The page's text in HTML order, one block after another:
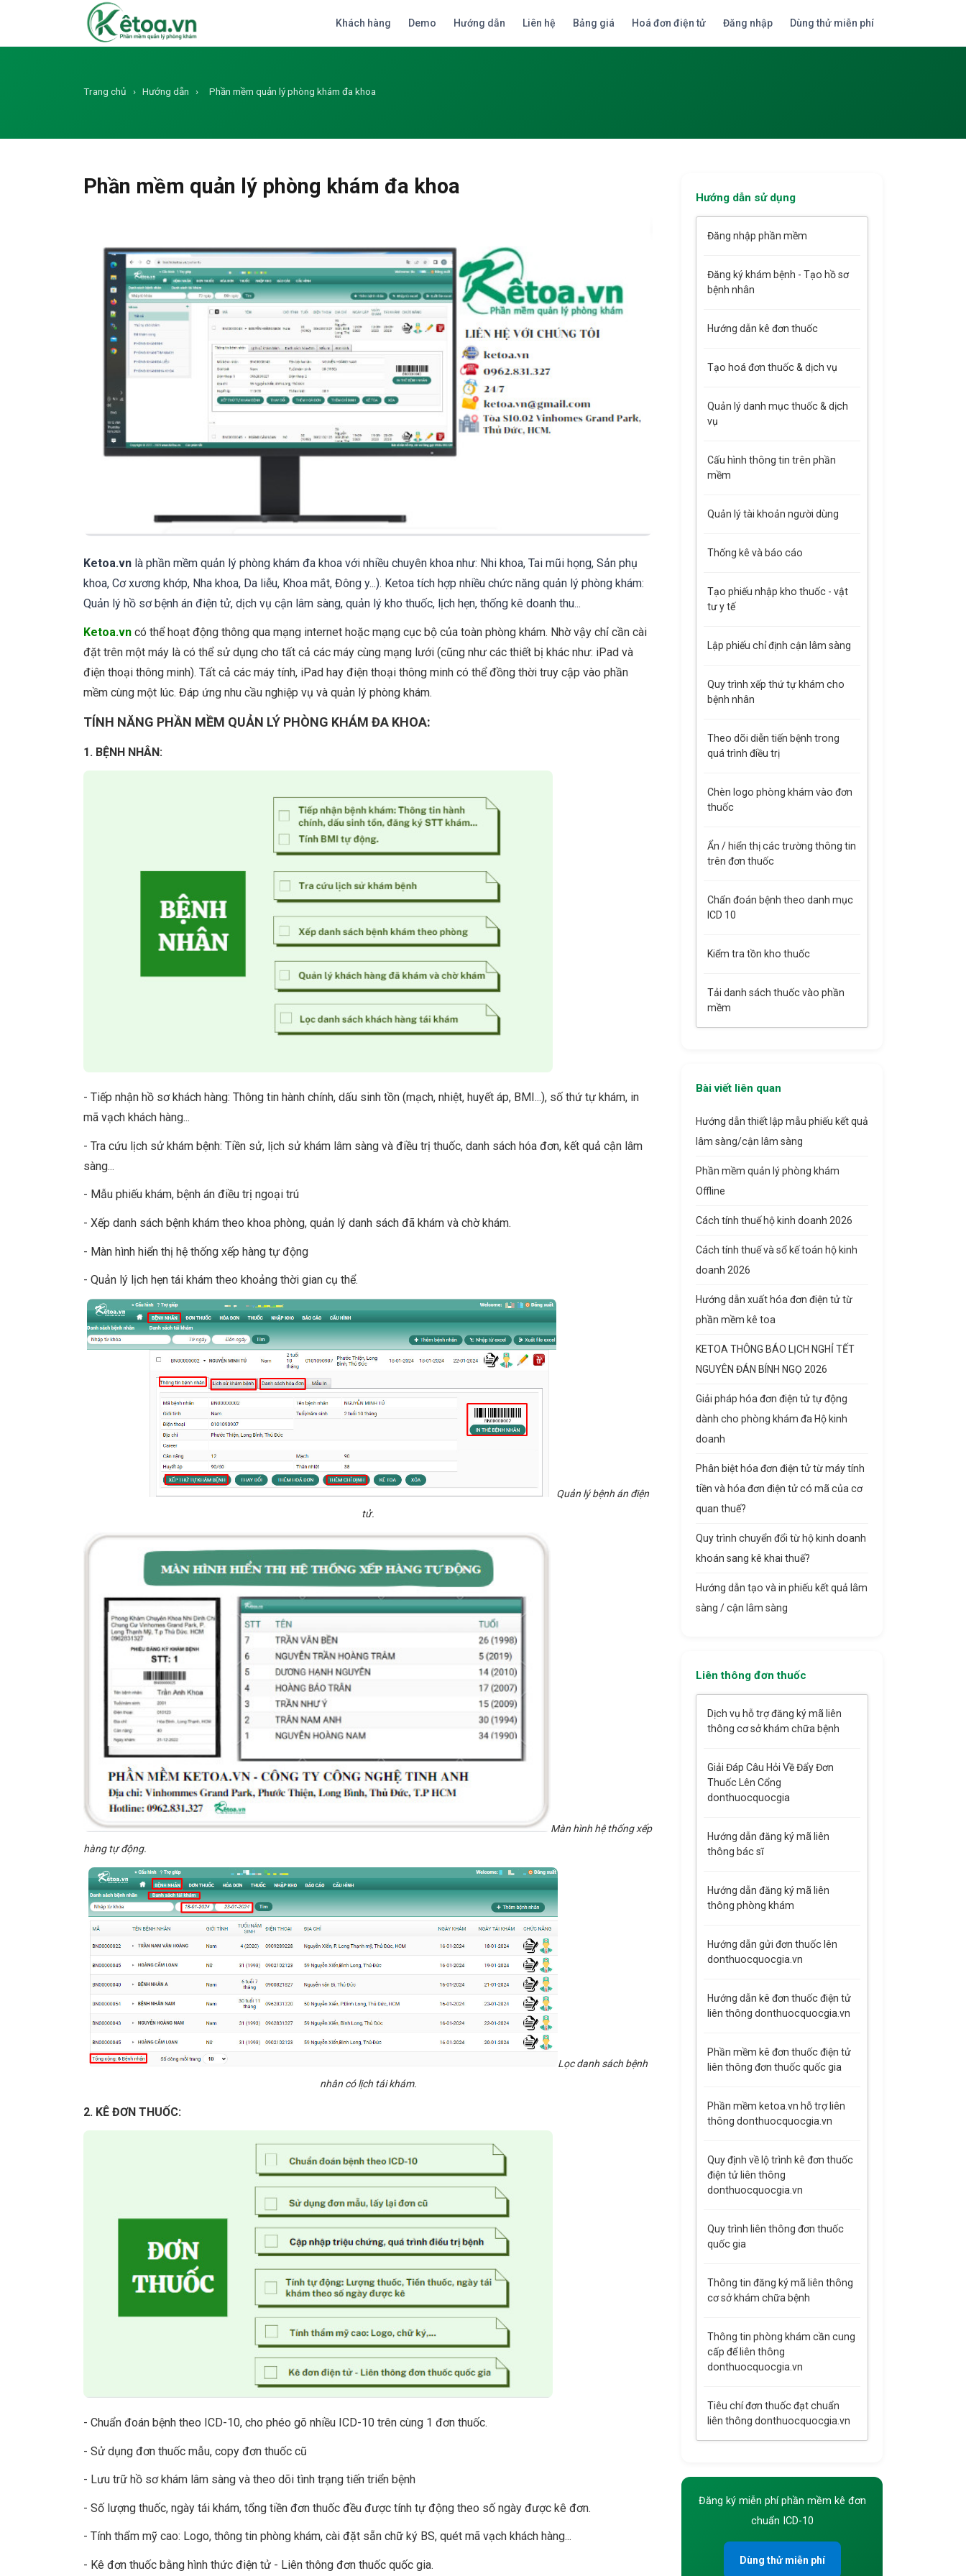
Khách hàng Demo Hướng dẫn Liên hệ Bảng giá Hoá đơn điện tử Đăng nhập Dùng thử miễn phí
Trang chủ › Hướng dẫn › Phần mềm quản lý phòng khám đa khoa
Phần mềm quản lý phòng khám đa khoa
Ketoa.vn là phần mềm quản lý phòng khám đa khoa với nhiều chuyên khoa như: Nhi khoa, Tai mũi họng, Sản phụ
khoa, Cơ xương khớp, Nha khoa, Da liễu, Khoa mắt, Đông y...). Ketoa tích hợp nhiều chức năng quản lý phòng khám:
Quản lý hồ sơ bệnh án điện tử, dịch vụ cận lâm sàng, quản lý kho thuốc, lịch hẹn, thống kê doanh thu...
Ketoa.vn có thể hoạt động thông qua mạng internet hoặc mạng cục bộ của toàn phòng khám. Nhờ vậy chỉ cần cài
đặt trên một máy là có thể sử dụng cho tất cả các máy cùng mạng lưới (cũng như các thiết bị khác như: iPad và
điện thoại thông minh). Tất cả các máy tính, iPad hay điện thoại thông minh có thể đồng thời truy cập vào phần
mềm cùng một lúc. Đáp ứng nhu cầu nghiệp vụ và quản lý phòng khám.
TÍNH NĂNG PHẦN MỀM QUẢN LÝ PHÒNG KHÁM ĐA KHOA:
1. BỆNH NHÂN:
- Tiếp nhận hồ sơ khách hàng: Thông tin hành chính, dấu sinh tồn (mạch, nhiệt, huyết áp, BMI...), số thứ tự khám, in
mã vạch khách hàng...
- Tra cứu lịch sử khám bệnh: Tiền sử, lịch sử khám lâm sàng và điều trị thuốc, danh sách hóa đơn, kết quả cận lâm
sàng...
- Mẫu phiếu khám, bệnh án điều trị ngoại trú
- Xếp danh sách bệnh khám theo khoa phòng, quản lý danh sách đã khám và chờ khám.
- Màn hình hiển thị hệ thống xếp hàng tự động
- Quản lý lịch hẹn tái khám theo khoảng thời gian cụ thể.
Quản lý bệnh án điện
tử.
Màn hình hệ thống xếp
hàng tự động.
Lọc danh sách bệnh
nhân có lịch tái khám.
2. KÊ ĐƠN THUỐC:
- Chuẩn đoán bệnh theo ICD-10, cho phéo gõ nhiều ICD-10 trên cùng 1 đơn thuốc.
- Sử dụng đơn thuốc mẫu, copy đơn thuốc cũ
- Lưu trữ hồ sơ khám lâm sàng và theo dõi tình trạng tiến triển bệnh
- Số lượng thuốc, ngày tái khám, tổng tiền đơn thuốc đều được tính tự động theo số ngày được kê đơn.
- Tính thẩm mỹ cao: Logo, thông tin phòng khám, cài đặt sẵn chữ ký BS, quét mã vạch khách hàng...
- Kê đơn thuốc bằng hình thức điện tử - Liên thông đơn thuốc quốc gia.
Hướng dẫn sử dụng
Đăng nhập phần mềm
Đăng ký khám bệnh - Tạo hồ sơ
bệnh nhân
Hướng dẫn kê đơn thuốc
Tạo hoá đơn thuốc & dịch vụ
Quản lý danh mục thuốc & dịch
vụ
Cấu hình thông tin trên phần
mềm
Quản lý tài khoản người dùng
Thống kê và báo cáo
Tạo phiếu nhập kho thuốc - vật
tư y tế
Lập phiếu chỉ định cận lâm sàng
Quy trình xếp thứ tự khám cho
bệnh nhân
Theo dõi diễn tiến bệnh trong
quá trình điều trị
Chèn logo phòng khám vào đơn
thuốc
Ẩn / hiển thị các trường thông tin
trên đơn thuốc
Chẩn đoán bệnh theo danh mục
ICD 10
Kiểm tra tồn kho thuốc
Tải danh sách thuốc vào phần
mềm
Bài viết liên quan
Hướng dẫn thiết lập mẫu phiếu kết quả
lâm sàng/cận lâm sàng
Phần mềm quản lý phòng khám
Offline
Cách tính thuế hộ kinh doanh 2026
Cách tính thuế và sổ kế toán hộ kinh
doanh 2026
Hướng dẫn xuất hóa đơn điện tử từ
phần mềm kê toa
KETOA THÔNG BÁO LỊCH NGHỈ TẾT
NGUYÊN ĐÁN BÍNH NGỌ 2026
Giải pháp hóa đơn điện tử tự động
dành cho phòng khám đa Hộ kinh
doanh
Phân biệt hóa đơn điện tử từ máy tính
tiền và hóa đơn điện tử có mã của cơ
quan thuế?
Quy trình chuyển đổi từ hộ kinh doanh
khoán sang kê khai thuế?
Hướng dẫn tạo và in phiếu kết quả lâm
sàng / cận lâm sàng
Liên thông đơn thuốc
Dịch vụ hỗ trợ đăng ký mã liên
thông cơ sở khám chữa bệnh
Giải Đáp Câu Hỏi Về Đẩy Đơn
Thuốc Lên Cổng
donthuocquocgia
Hướng dẫn đăng ký mã liên
thông bác sĩ
Hướng dẫn đăng ký mã liên
thông phòng khám
Hướng dẫn gửi đơn thuốc lên
donthuocquocgia.vn
Hướng dẫn kê đơn thuốc điện tử
liên thông donthuocquocgia.vn
Phần mềm kê đơn thuốc điện tử
liên thông đơn thuốc quốc gia
Phần mềm ketoa.vn hỗ trợ liên
thông donthuocquocgia.vn
Quy định về lộ trình kê đơn thuốc
điện tử liên thông
donthuocquocgia.vn
Quy trình liên thông đơn thuốc
quốc gia
Thông tin đăng ký mã liên thông
cơ sở khám chữa bệnh
Thông tin phòng khám cần cung
cấp để liên thông
donthuocquocgia.vn
Tiêu chí đơn thuốc đạt chuẩn
liên thông donthuocquocgia.vn
Đăng ký miễn phí phần mềm kê đơn
chuẩn ICD-10
Dùng thử miễn phí